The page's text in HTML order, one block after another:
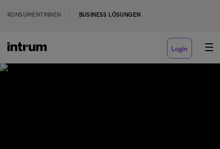
KONSUMENTINNEN BUSINESS LÖSUNGEN
Login